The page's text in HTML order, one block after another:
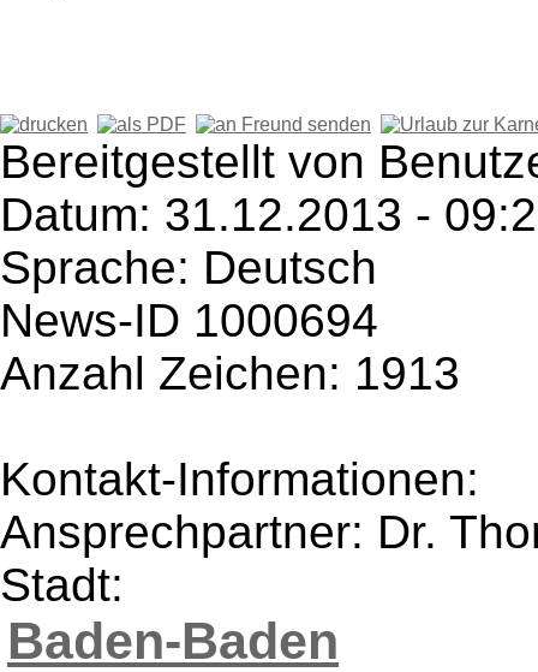
Bereitgestellt von
Datum: 31.12.2013 -
Sprache: Deutsch
News-ID 1000694
Anzahl Zeichen: 1913
Kontakt-Informationen:
Ansprechpartner: Dr.
Stadt:
Baden-Baden